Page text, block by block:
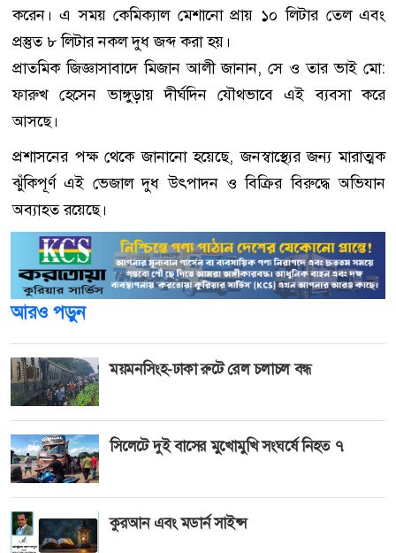
করেন। এ সময় কেমিক্যাল মেশানো প্রায় ১০ লিটার তেল এবং
প্রস্তুত ৮ লিটার নকল দুধ জব্দ করা হয়।
প্রাতমিক জিজ্ঞাসাবাদে মিজান আলী জানান, সে ও তার ভাই মো:
ফারুখ হেসেন ভাঙ্গুড়ায় দীর্ঘদিন যৌথভাবে এই ব্যবসা করে
আসছে।
প্রশাসনের পক্ষ থেকে জানানো হয়েছে, জনস্বাস্থ্যের জন্য মারাত্মক
ঝুঁকিপূর্ণ এই ভেজাল দুধ উৎপাদন ও বিক্রির বিরুদ্ধে অভিযান
অব্যাহত রয়েছে।
আরও পড়ুন
ময়মনসিংহ-ঢাকা রুটে রেল চলাচল বন্ধ
সিলেটে দুই বাসের মুখোমুখি সংঘর্ষে নিহত ৭
কুরআন এবং মডার্ন সাইন্স